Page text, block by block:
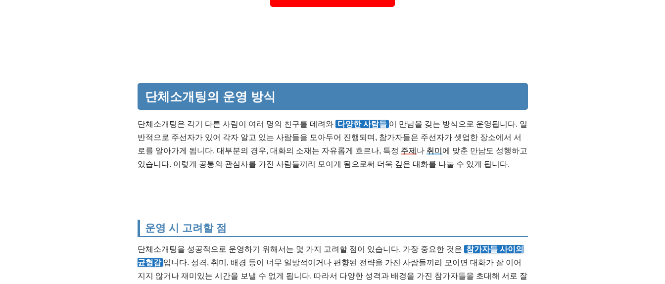
단체소개팅의 운영 방식
단체소개팅은 각기 다른 사람이 여러 명의 친구를 데려와 다양한 사람들 이 만남을 갖는 방식으로 운영됩니다. 일
반적으로 주선자가 있어 각자 알고 있는 사람들을 모아두어 진행되며, 참가자들은 주선자가 셋업한 장소에서 서
로를 알아가게 됩니다. 대부분의 경우, 대화의 소재는 자유롭게 흐르나, 특정 주제 나 취미 에 맞춘 만남도 성행하고
있습니다. 이렇게 공통의 관심사를 가진 사람들끼리 모이게 됨으로써 더욱 깊은 대화를 나눌 수 있게 됩니다.
운영 시 고려할 점
단체소개팅을 성공적으로 운영하기 위해서는 몇 가지 고려할 점이 있습니다. 가장 중요한 것은 참가자들 사이의
균형감 입니다. 성격, 취미, 배경 등이 너무 일방적이거나 편향된 전략을 가진 사람들끼리 모이면 대화가 잘 이어
지지 않거나 재미있는 시간을 보낼 수 없게 됩니다. 따라서 다양한 성격과 배경을 가진 참가자들을 초대해 서로 잘